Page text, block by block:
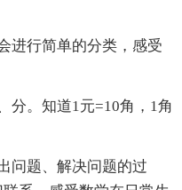
进行简单的分类，感受
分。知道1元=10角，1角
问题、解决问题的过